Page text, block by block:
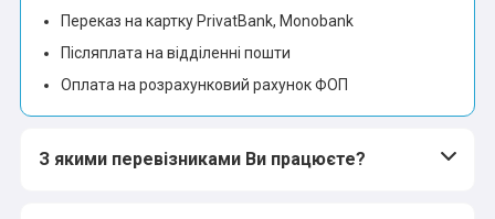
Переказ на картку PrivatBank, Monobank
Післяплата на відділенні пошти
Оплата на розрахунковий рахунок ФОП
З якими перевізниками Ви працюєте?